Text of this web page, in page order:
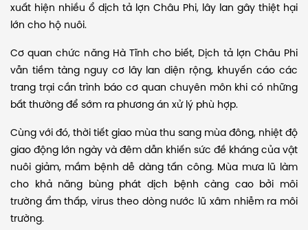
xuất hiện nhiều ổ dịch tả lợn Châu Phi, lây lan gây thiệt hại
lớn cho hộ nuôi.
Cơ quan chức năng Hà Tĩnh cho biết, Dịch tả lợn Châu Phi
vẫn tiềm tàng nguy cơ lây lan diện rộng, khuyến cáo các
trang trại cần trình báo cơ quan chuyên môn khi có những
bất thường để sớm ra phương án xử lý phù hợp.
Cùng với đó, thời tiết giao mùa thu sang mùa đông, nhiệt độ
giao động lớn ngày và đêm dẫn khiến sức đề kháng của vật
nuôi giảm, mầm bệnh dễ dàng tấn công. Mùa mưa lũ làm
cho khả năng bùng phát dịch bệnh càng cao bởi môi
trường ẩm thấp, virus theo dòng nước lũ xâm nhiễm ra môi
trường.